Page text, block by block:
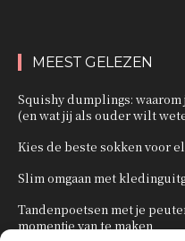
MEEST GELEZEN
Squishy dumplings:
(en wat jij als ouder wilt
Kies de beste sokken voor
Slim omgaan met
Tandenpoetsen met je
momentje van te maken